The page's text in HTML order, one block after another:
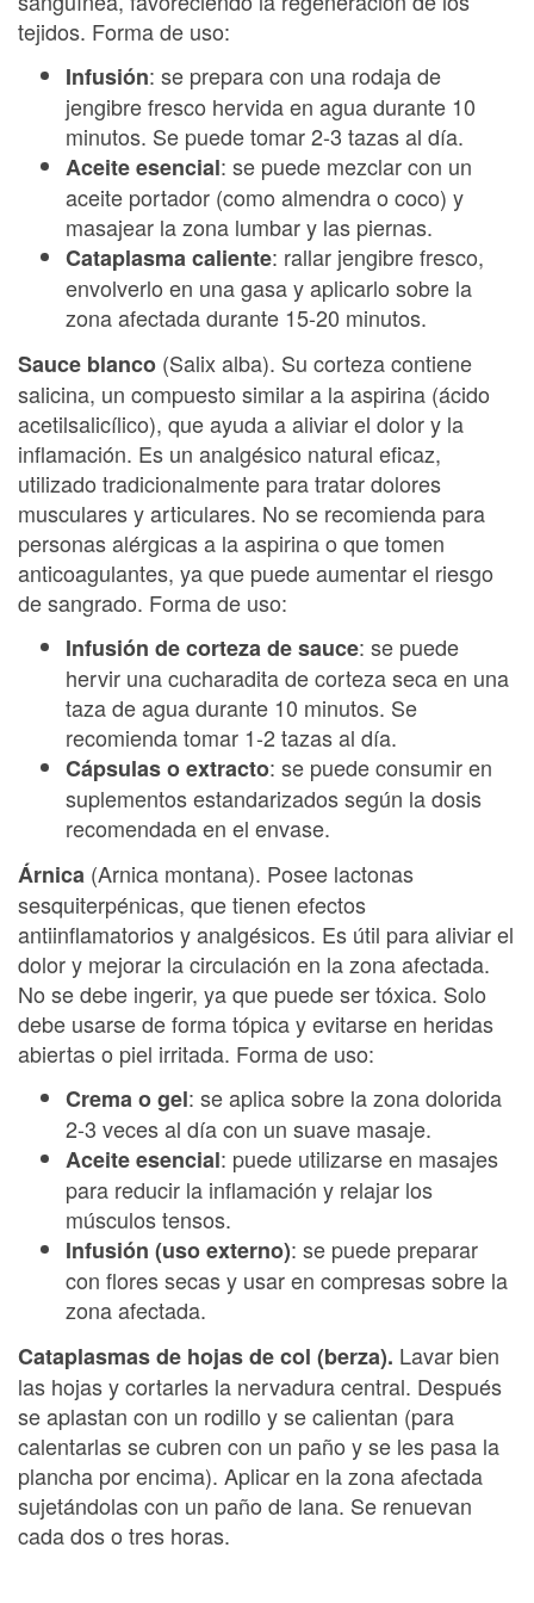
tejidos. Forma de uso:
Infusión: se prepara con una rodaja de
jengibre fresco hervida en agua durante 10
minutos. Se puede tomar 2-3 tazas al día.
Aceite esencial: se puede mezclar con un
aceite portador (como almendra o coco) y
masajear la zona lumbar y las piernas.
Cataplasma caliente: rallar jengibre fresco,
envolverlo en una gasa y aplicarlo sobre la
zona afectada durante 15-20 minutos.
Sauce blanco (Salix alba). Su corteza contiene
salicina, un compuesto similar a la aspirina (ácido
acetilsalicílico), que ayuda a aliviar el dolor y la
inflamación. Es un analgésico natural eficaz,
utilizado tradicionalmente para tratar dolores
musculares y articulares. No se recomienda para
personas alérgicas a la aspirina o que tomen
anticoagulantes, ya que puede aumentar el riesgo
de sangrado. Forma de uso:
Infusión de corteza de sauce: se puede
hervir una cucharadita de corteza seca en una
taza de agua durante 10 minutos. Se
recomienda tomar 1-2 tazas al día.
Cápsulas o extracto: se puede consumir en
suplementos estandarizados según la dosis
recomendada en el envase.
Árnica (Arnica montana). Posee lactonas
sesquiterpénicas, que tienen efectos
antiinflamatorios y analgésicos. Es útil para aliviar el
dolor y mejorar la circulación en la zona afectada.
No se debe ingerir, ya que puede ser tóxica. Solo
debe usarse de forma tópica y evitarse en heridas
abiertas o piel irritada. Forma de uso:
Crema o gel: se aplica sobre la zona dolorida
2-3 veces al día con un suave masaje.
Aceite esencial: puede utilizarse en masajes
para reducir la inflamación y relajar los
músculos tensos.
Infusión (uso externo): se puede preparar
con flores secas y usar en compresas sobre la
zona afectada.
Cataplasmas de hojas de col (berza). Lavar bien
las hojas y cortarles la nervadura central. Después
se aplastan con un rodillo y se calientan (para
calentarlas se cubren con un paño y se les pasa la
plancha por encima). Aplicar en la zona afectada
sujetándolas con un paño de lana. Se renuevan
cada dos o tres horas.